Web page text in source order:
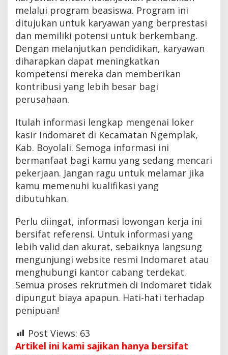
melalui program beasiswa. Program ini
ditujukan untuk karyawan yang berprestasi
dan memiliki potensi untuk berkembang.
Dengan melanjutkan pendidikan, karyawan
diharapkan dapat meningkatkan
kompetensi mereka dan memberikan
kontribusi yang lebih besar bagi
perusahaan.
Itulah informasi lengkap mengenai loker
kasir Indomaret di Kecamatan Ngemplak,
Kab. Boyolali. Semoga informasi ini
bermanfaat bagi kamu yang sedang mencari
pekerjaan. Jangan ragu untuk melamar jika
kamu memenuhi kualifikasi yang
dibutuhkan.
Perlu diingat, informasi lowongan kerja ini
bersifat referensi. Untuk informasi yang
lebih valid dan akurat, sebaiknya langsung
mengunjungi website resmi Indomaret atau
menghubungi kantor cabang terdekat.
Semua proses rekrutmen di Indomaret tidak
dipungut biaya apapun. Hati-hati terhadap
penipuan!
Post Views: 63
Artikel ini kami sajikan hanya bersifat